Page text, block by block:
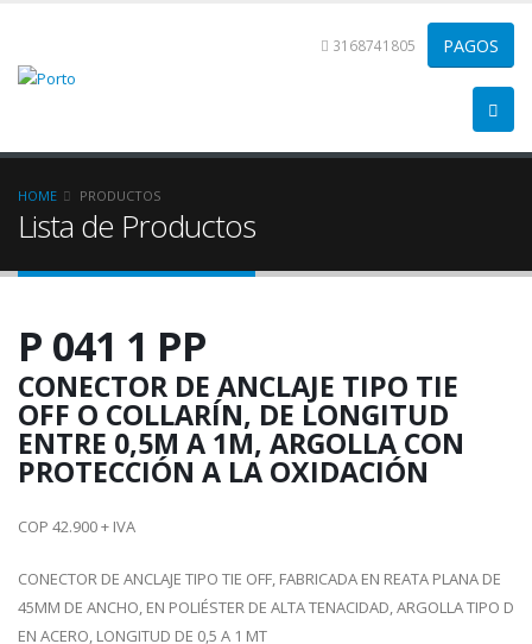
3168741805
HOME PRODUCTOS
Lista de Productos
P 041 1 PP
CONECTOR DE ANCLAJE TIPO TIE
OFF O COLLARÍN, DE LONGITUD
ENTRE 0,5M A 1M, ARGOLLA CON
PROTECCIÓN A LA OXIDACIÓN
COP 42.900 + IVA
CONECTOR DE ANCLAJE TIPO TIE OFF, FABRICADA EN REATA PLANA DE
45MM DE ANCHO, EN POLIÉSTER DE ALTA TENACIDAD, ARGOLLA TIPO D
EN ACERO, LONGITUD DE 0,5 A 1 MT